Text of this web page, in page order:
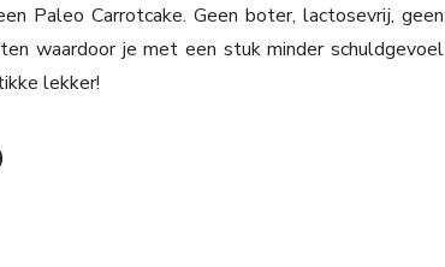
Paleo Carrotcake. Geen boter, lactosevrij, geen
waardoor je met een stuk minder schuldgevoel
lekker!